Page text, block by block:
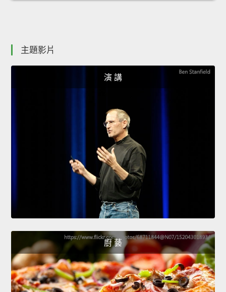
主題影片
演 講
廚 藝